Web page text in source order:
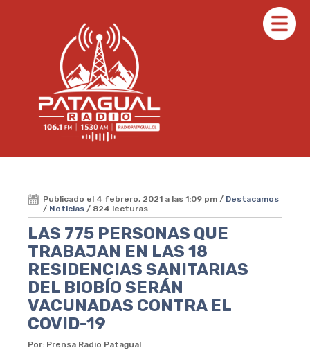
Publicado el 4 febrero, 2021 a las 1:09 pm / Destacamos
/ Noticias / 824 lecturas
LAS 775 PERSONAS QUE
TRABAJAN EN LAS 18
RESIDENCIAS SANITARIAS
DEL BIOBÍO SERÁN
VACUNADAS CONTRA EL
COVID-19
Por: Prensa Radio Patagual